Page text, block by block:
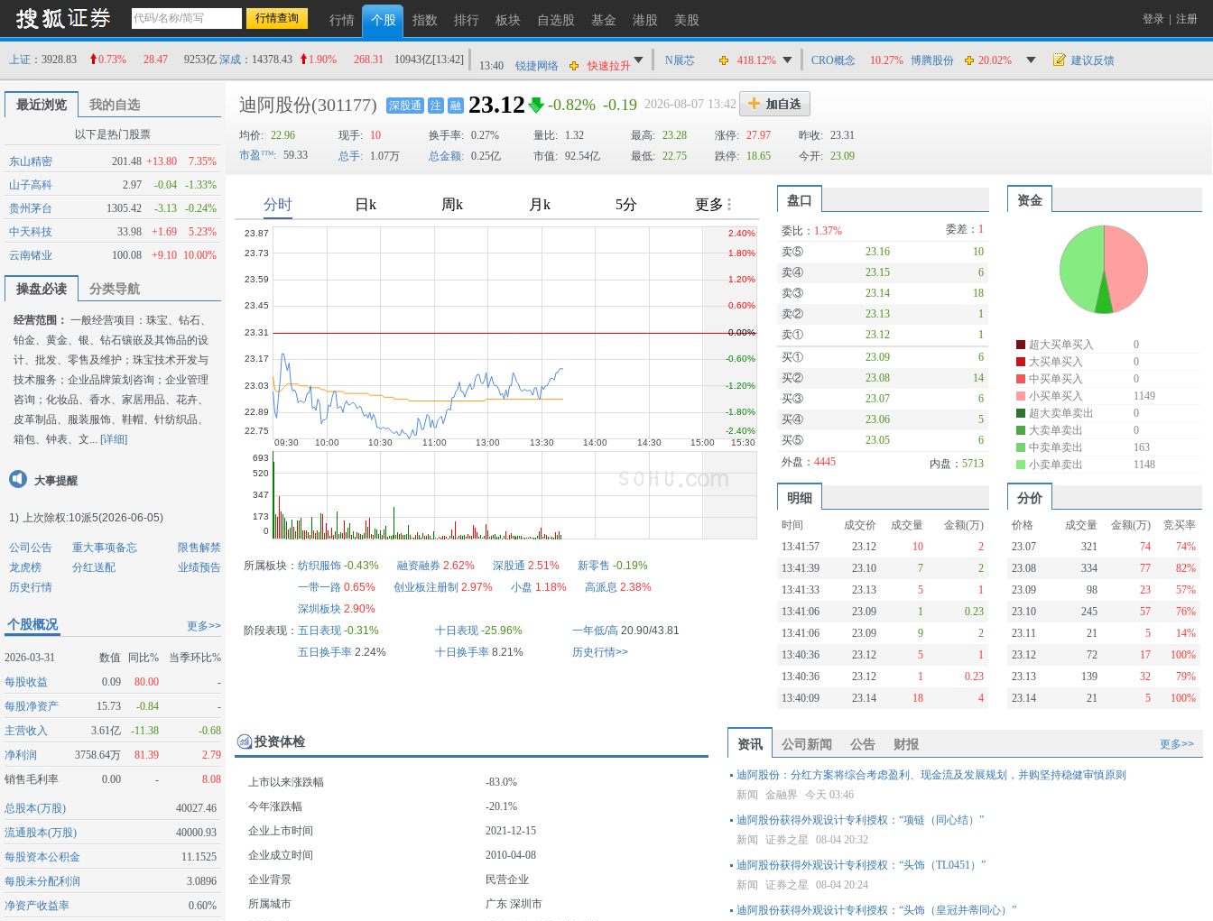
行情 个股 指数 排行 板块 自选股 基金 港股 美股 登录 注册
上证 ：3928.83 0.73% 28.47 9253亿 深成 ：14378.43 1.90% 268.31 10943亿[13:42]
13:40
飞沃科技
快速拉升
13:40
锐捷网络
快速拉升
13:40
利和兴 猛烈打压
N展芯 418.12% CRO概念 10.27% 博腾股份 20.02% 建议反馈
最近浏览 我的自选
以下是热门股票
东山精密 201.48 +13.80
7.35%
山子高科
2.97 -0.04
-1.33%
贵州茅台
1305.42 -3.13
-0.24%
中天科技
33.98 +1.69
5.23%
云南锗业
100.08 +9.10 10.00%
操盘必读 分类导航
经营范围： 一般经营项目：珠宝、钻石、
铂金、黄金、银、钻石镶嵌及其饰品的设
计、批发、零售及维护；珠宝技术开发与
技术服务；企业品牌策划咨询；企业管理
咨询；化妆品、香水、家居用品、花卉、
皮革制品、服装服饰、鞋帽、针纺织品、
箱包、钟表、文... [详细]
大事提醒
1) 上次除权:10派5(2026-06-05)
公司公告 重大事项备忘
限售解禁
龙虎榜
分红送配
业绩预告
历史行情
更多>>
个股概况
2026-03-31 数值 同比%
当季环比%
每股收益
0.09 80.00
-
每股净资产
15.73 -0.84
-
主营收入
3.61亿 -11.38
-0.68
净利润
3758.64万 81.39
2.79
销售毛利率
0.00 - 8.08
总股本(万股)
40027.46
流通股本(万股)
40000.93
每股资本公积金
11.1525
每股未分配利润
3.0896
净资产收益率
0.60%
迪阿股份(301177) 深股通 注 融 23.12 -0.82% -0.19 2026-08-07 13:42
均价: 22.96 现手: 10 换手率: 0.27% 量比: 1.32 最高: 23.28 涨停: 27.97 昨收: 23.31
市盈
TTM
: 59.33 总手: 1.07万 总金额: 0.25亿 市值: 92.54亿 最低: 22.75 跌停: 18.65 今开: 23.09
所属板块： 纺织服饰 -0.43% 融资融券 2.62% 深股通 2.51% 新零售 -0.19%
一带一路 0.65% 创业板注册制 2.97% 小盘 1.18% 高派息 2.38%
深圳板块 2.90%
阶段表现： 五日表现 -0.31% 十日表现 -25.96% 一年低/高 20.90/43.81
五日换手率2.24% 十日换手率8.21% 历史行情>>
盘口 资金
委比： 1.37% 委差： 1
卖⑤
23.16
10
卖④
23.15
6
卖③
23.14
18
卖②
23.13
1
卖①
23.12
1
买①
23.09
6
买②
23.08
14
买③
23.07
6
买④
23.06
5
买⑤
23.05
6
外盘：4445 内盘：5713
超大买单买入
0
大买单买入
0
中买单买入
0
小买单买入
1149
超大卖单卖出
0
大卖单卖出
0
中卖单卖出
163
小卖单卖出
1148
明细 分价
时间 成交价 成交量
金额(万)
13:41:57
23.12 10
2
13:41:39
23.10 7
2
13:41:33
23.13 5
1
13:41:06
23.09 1
0.23
13:41:06
23.09 9
2
13:40:36
23.12 5
1
13:40:36
23.12 1
0.23
13:40:09
23.14 18 4
价格 成交量 金额(万)
竞买率
23.07
321 74
74%
23.08
334 77
82%
23.09
98 23
57%
23.10
245 57
76%
23.11
21 5
14%
23.12
72 17
100%
23.13
139 32
79%
23.14
21 5 100%
投资体检
上市以来涨跌幅
-83.0%
今年涨跌幅
-20.1%
企业上市时间
2021-12-15
企业成立时间
2010-04-08
企业背景
民营企业
所属城市
广东 深圳市
资讯 公司新闻 公告 财报 更多>>
迪阿股份：分红方案将综合考虑盈利、现金流及发展规划，并购坚持稳健审慎原则
新闻
金融界
今天 03:46
迪阿股份获得外观设计专利授权：“项链（同心结）”
新闻
证券之星
08-04 20:32
迪阿股份获得外观设计专利授权：“头饰（TL0451）”
新闻
证券之星
08-04 20:24
迪阿股份获得外观设计专利授权：“头饰（皇冠并蒂同心）”